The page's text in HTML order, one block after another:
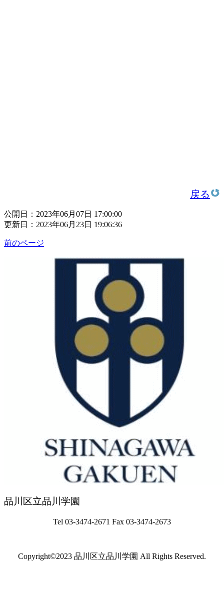
戻る
公開日：2023年06月07日 17:00:00
更新日：2023年06月23日 19:06:36
前のページ
品川区立品川学園
Tel 03-3474-2671 Fax 03-3474-2673
Copyright©2023 品川区立品川学園 All Rights Reserved.